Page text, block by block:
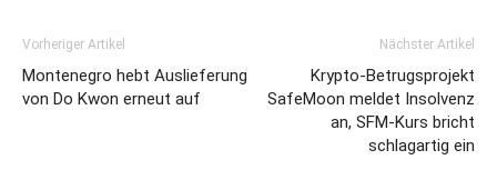
Vorheriger Artikel
Montenegro hebt Auslieferung
von Do Kwon erneut auf
Nächster Artikel
Krypto-Betrugsprojekt
SafeMoon meldet Insolvenz
an, SFM-Kurs bricht
schlagartig ein